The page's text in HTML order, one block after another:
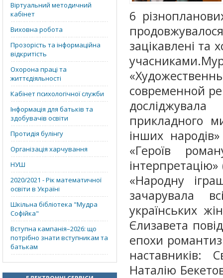
Віртуальний методичний
кабінет
Виховна робота
Прозорість та інформаційна
відкритість
Охорона праці та
життєдіяльності
Кабінет психологічної служби
Інформація для батьків та
здобувачів освіти
Протидія булінгу
Організація харчування
НУШ
2020/2021 - Рік математичної
освіти в Україні
Шкільна бібліотека "Мудра
Софійка"
Вступна кампанія–2026: що
потрібно знати вступникам та
батькам
6
зацікавлені та
учасниками.
современной
прикладного
інших
«Героїв
«Народну
зачарувала
українських
Єлизавета
епохи
наставників:
Наталію